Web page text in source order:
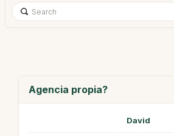
Agencia propia?
David